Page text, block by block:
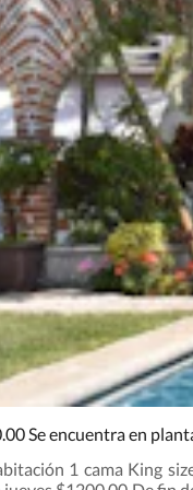
Se encuentra en
1 cama King